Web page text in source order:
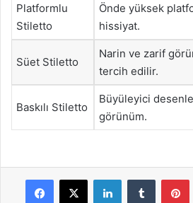
Platformlu
Stiletto
Önde yüksek
hissiyat.
Süet Stiletto
Narin ve zarif
tercih edilir.
Baskılı Stiletto
Büyüleyici
görünüm.
Facebook
X LinkedInTumblr